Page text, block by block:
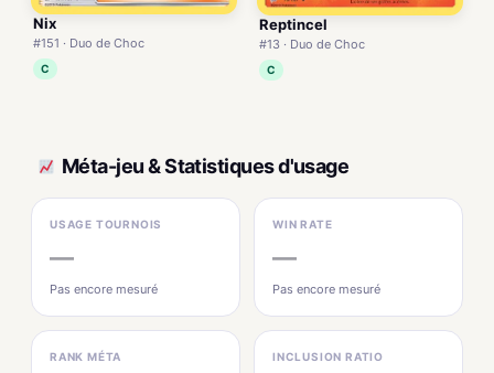
Nix
#151 · Duo de Choc
C
Reptincel
#13 · Duo de Choc
C
Méta-jeu & Statistiques d'usage
USAGE TOURNOIS
—
Pas encore mesuré
WIN RATE
—
Pas encore mesuré
RANK MÉTA INCLUSION RATIO